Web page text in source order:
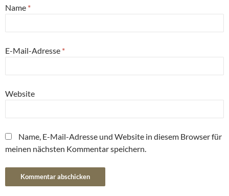
Name *
E-Mail-Adresse *
Website
Name, E-Mail-Adresse und Website in diesem Browser für
meinen nächsten Kommentar speichern.